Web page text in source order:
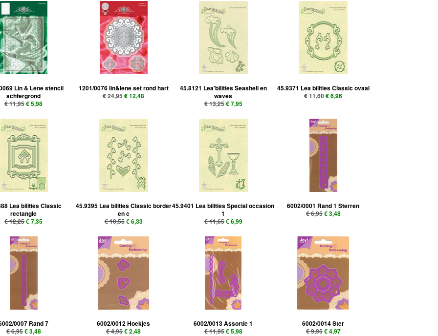
Lin & Lene stencil
achtergrond
€ 11,95€ 5,98
1201/0076 lin&lene set rond hart
€ 24,95€ 12,48
45.8121 Lea'bilities Seashell en
waves
€ 13,25€ 7,95
45.9371 Lea bilities Classic ovaal
€ 11,60€ 6,96
Lea bilities Classic
rectangle
€ 12,25€ 7,35
45.9395 Lea bilities Classic border
en c
€ 10,55€ 6,33
45.9401 Lea bilities Special occasion
1
€ 11,65€ 6,99
6002/0001 Rand 1 Sterren
€ 6,95€ 3,48
0007 Rand 7
€ 6,95€ 3,48
6002/0012 Hoekjes
€ 4,95€ 2,48
6002/0013 Assortie 1
€ 11,95€ 5,98
6002/0014 Ster
€ 9,95€ 4,97